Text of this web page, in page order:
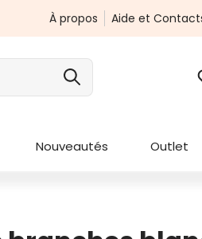
À propos Aide et
Nouveautés Outlet